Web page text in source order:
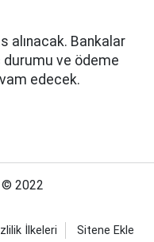
alınacak. Bankalar
durumu ve ödeme
edecek.
© 2022
İlkeleri Sitene Ekle